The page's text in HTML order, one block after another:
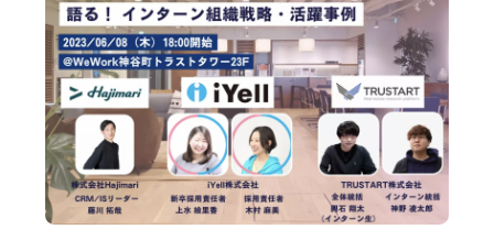
CAREERS
CONTACT
Privacy Policy